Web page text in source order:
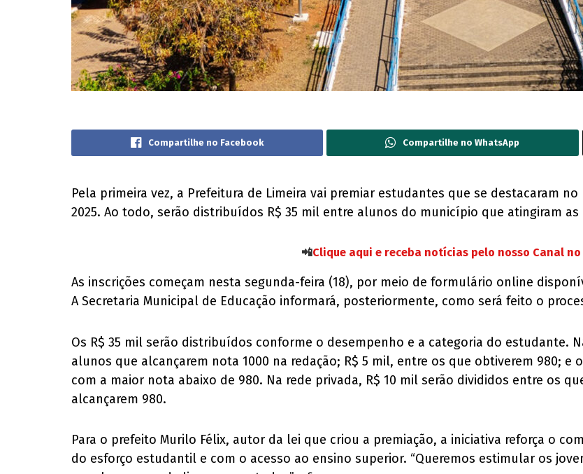
Compartilhe no Facebook Compartilhe no WhatsApp
Pela primeira vez, a Prefeitura de Limeira vai premiar estudantes que se destacaram
2025. Ao todo, serão distribuídos R$ 35 mil entre alunos do município que atingiram
📲Clique aqui e receba notícias pelo nosso Canal no
As inscrições começam nesta segunda-feira (18), por meio de formulário online
A Secretaria Municipal de Educação informará, posteriormente, como será feito o
Os R$ 35 mil serão distribuídos conforme o desempenho e a categoria do estudante.
alunos que alcançarem nota 1000 na redação; R$ 5 mil, entre os que obtiverem 980;
com a maior nota abaixo de 980. Na rede privada, R$ 10 mil serão divididos entre os
alcançarem 980.
Para o prefeito Murilo Félix, autor da lei que criou a premiação, a iniciativa reforça o
do esforço estudantil e com o acesso ao ensino superior. “Queremos estimular os